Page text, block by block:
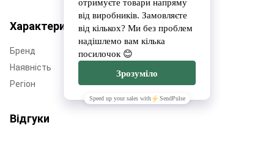
Характеристики
Бренд
Village Meat
Наявність
Немає в наявності
Регіон
Київщина
Відгуки